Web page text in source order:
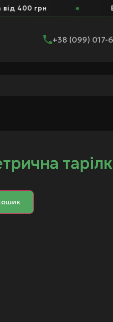
400 грн
+38 (099) 017-